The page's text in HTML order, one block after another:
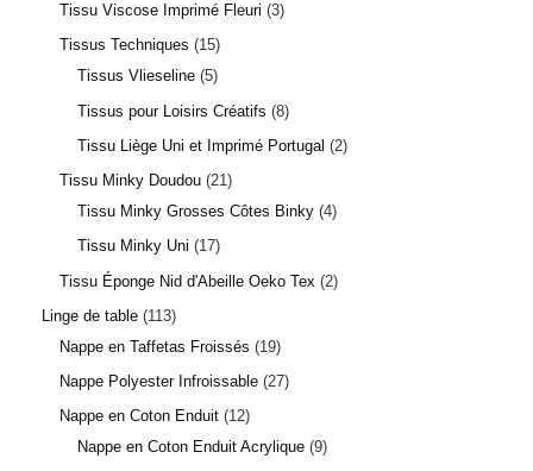
Tissu Viscose Imprimé Fleuri 3
Tissus Techniques
15
Tissus Vlieseline 5
Tissus pour Loisirs Créatifs 8
Tissu Liège Uni et Imprimé Portugal
2
Tissu Minky Doudou 21
Tissu Minky Grosses Côtes Binky 4
Tissu Minky Uni
17
Tissu Éponge Nid d'Abeille Oeko Tex
2
Linge de table 113
Nappe en Taffetas Froissés
19
Nappe Polyester Infroissable 27
Nappe en Coton Enduit 12
Nappe en Coton Enduit Acrylique 9